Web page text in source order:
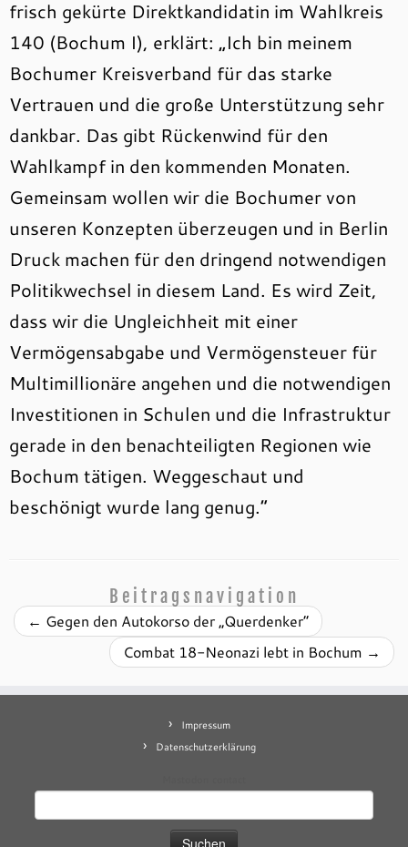
frisch gekürte Direktkandidatin im Wahlkreis
140 (Bochum I), erklärt: „Ich bin meinem
Bochumer Kreisverband für das starke
Vertrauen und die große Unterstützung sehr
dankbar. Das gibt Rückenwind für den
Wahlkampf in den kommenden Monaten.
Gemeinsam wollen wir die Bochumer von
unseren Konzepten überzeugen und in Berlin
Druck machen für den dringend notwendigen
Politikwechsel in diesem Land. Es wird Zeit,
dass wir die Ungleichheit mit einer
Vermögensabgabe und Vermögensteuer für
Multimillionäre angehen und die notwendigen
Investitionen in Schulen und die Infrastruktur
gerade in den benachteiligten Regionen wie
Bochum tätigen. Weggeschaut und
beschönigt wurde lang genug.“
Beitragsnavigation
← Gegen den Autokorso der „Querdenker“
Combat 18-Neonazi lebt in Bochum →
Impressum
Datenschutzerklärung